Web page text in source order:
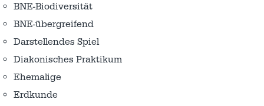
BNE-Biodiversität
BNE-übergreifend
Darstellendes Spiel
Diakonisches Praktikum
Ehemalige
Erdkunde